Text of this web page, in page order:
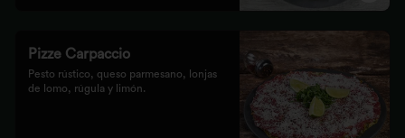
Pizze Carpaccio
Pesto rústico, queso parmesano, lonjas
de lomo, rúgula y limón.